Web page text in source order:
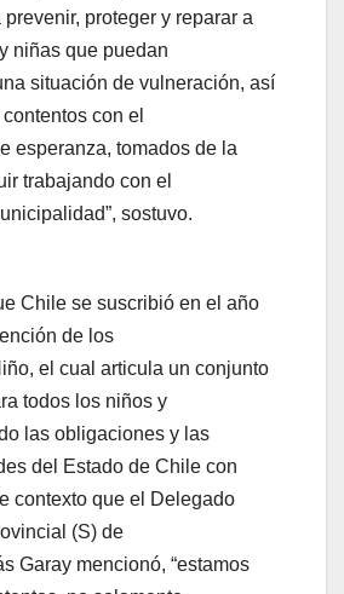
proteger y reparar a
niñas que puedan
situación de vulneración, así
con el
esperanza, tomados de la
trabajando con el
sostuvo.
Chile se suscribió en el año
de los
el cual articula un conjunto
todos los niños y
las obligaciones y las
del Estado de Chile con
contexto que el Delegado
(S) de
Garay mencionó, “estamos